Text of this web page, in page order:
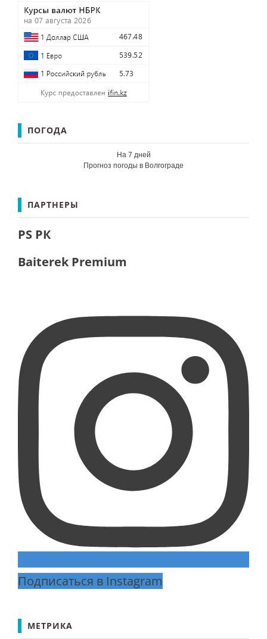
ПОГОДА
На 7 дней
Прогноз погоды в Волгограде
ПАРТНЕРЫ
PS РК
Baiterek Premium
Подписаться в Instagram
МЕТРИКА